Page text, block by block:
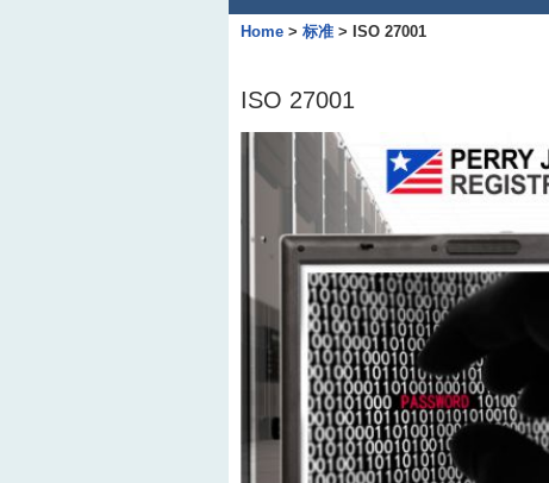
Home > 标准 > ISO 27001
ISO 27001